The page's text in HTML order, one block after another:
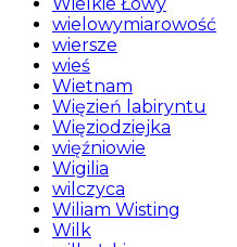
wielowymiarowość
wiersze
wieś
Wietnam
Więzień labiryntu
Więziodziejka
więźniowie
Wigilia
wilczyca
Wiliam Wisting
Wilk